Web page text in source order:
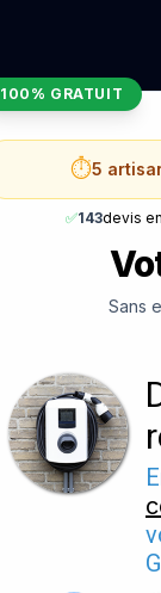
100% GRATUIT
⏱️5
✅143devis
Sans